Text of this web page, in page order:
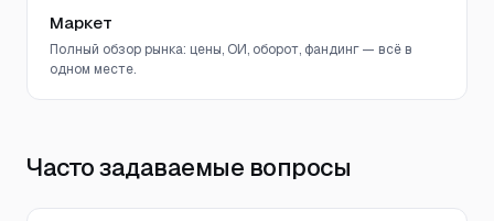
Маркет
Полный обзор рынка: цены, ОИ, оборот, фандинг — всё в
одном месте.
Часто задаваемые вопросы